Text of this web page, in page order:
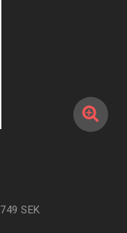
749 SEK